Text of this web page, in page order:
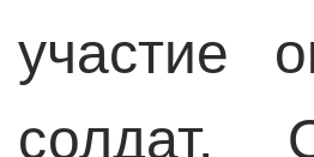
участие
солдат.